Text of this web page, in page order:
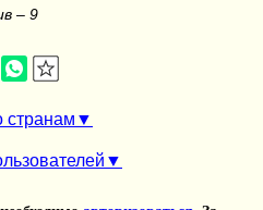
– 9
странам